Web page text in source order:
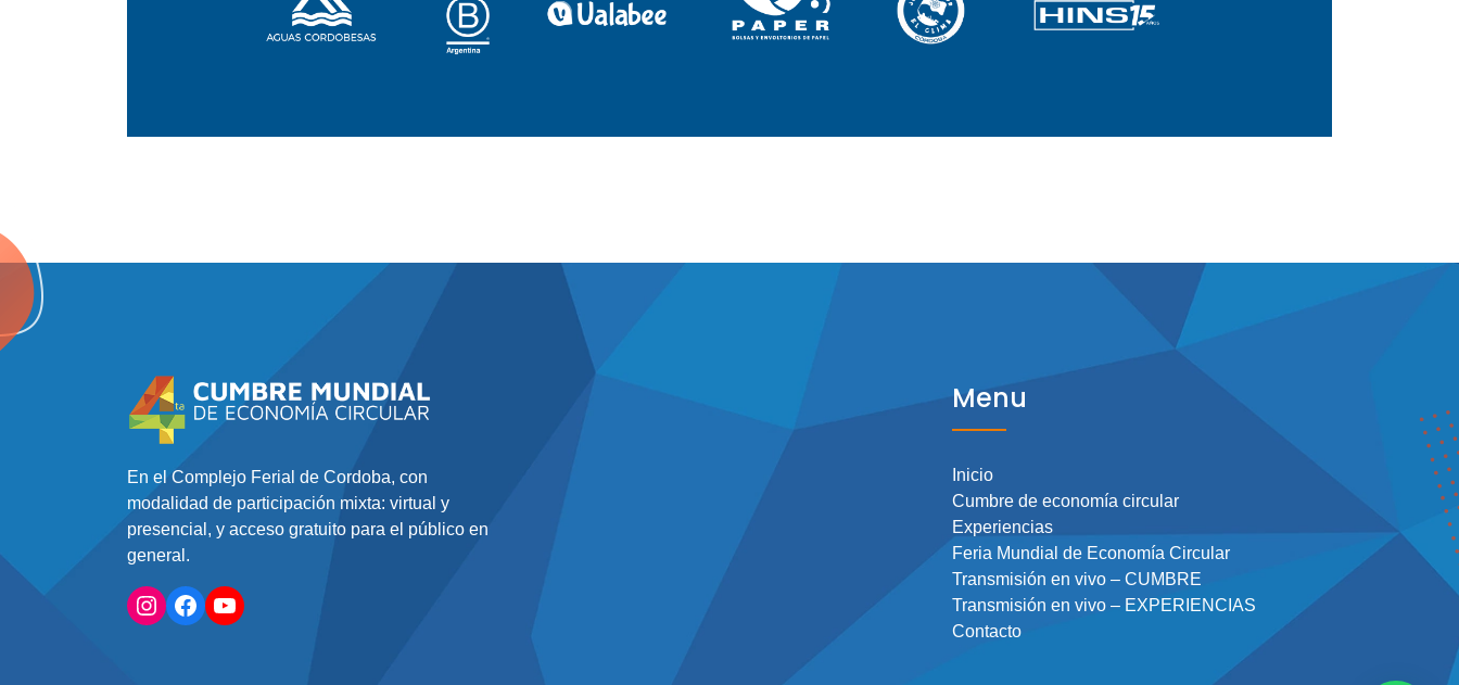
En el Complejo Ferial de Cordoba, con
modalidad de participación mixta: virtual y
presencial, y acceso gratuito para el público en
general.
Instagram
Facebook
YouTube
Menu
Inicio
Cumbre de economía circular
Experiencias
Feria Mundial de Economía Circular
Transmisión en vivo – CUMBRE
Transmisión en vivo – EXPERIENCIAS
Contacto